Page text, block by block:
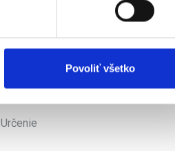
Povoliť všetko
Délka záruky IČO (měsíce)
Operačný systém
Kategória
Určenie